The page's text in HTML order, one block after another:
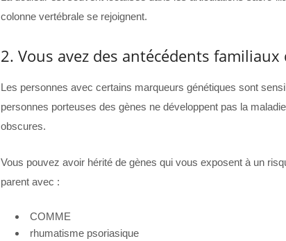
colonne vertébrale se rejoignent.
2. Vous avez des antécédents familiaux
Les personnes avec certains marqueurs génétiques sont
personnes porteuses des gènes ne développent pas la
obscures.
Vous pouvez avoir hérité de gènes qui vous exposent à un
parent avec :
COMME
rhumatisme psoriasique